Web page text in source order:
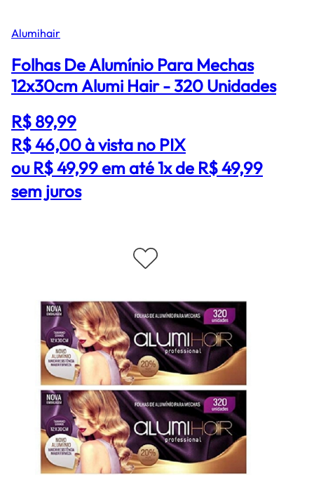
Alumihair
Folhas De Alumínio Para Mechas
12x30cm Alumi Hair - 320 Unidades
R$ 89,99
R$ 46,00à vista no PIX
ou R$ 49,99 em até 1x de R$ 49,99
sem juros